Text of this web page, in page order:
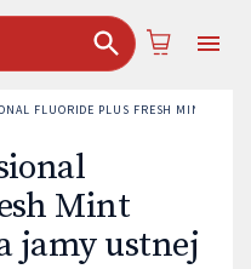
FLUORIDE PLUS FRESH MINT
Mint
jamy ustnej